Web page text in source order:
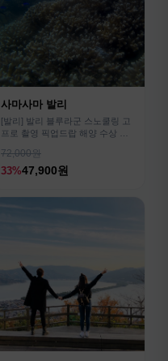
사마사마 발리
[발리] 발리 블루라군 스노쿨링 고
프로 촬영 픽업드랍 해양 수상 액
72,000원
33%47,900원